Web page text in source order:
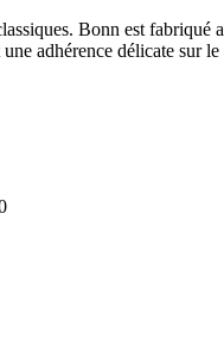
Bonn est
adhérence délicate